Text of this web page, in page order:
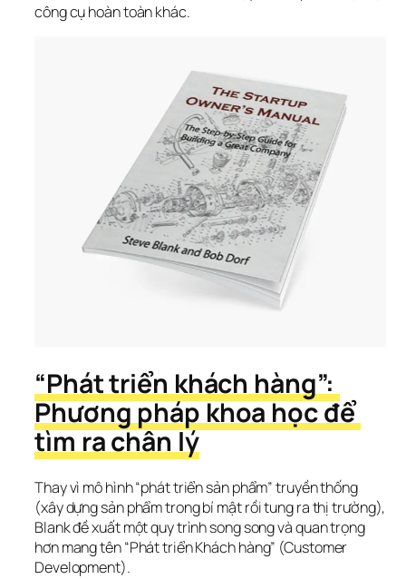
công cụ hoàn toàn khác.
“Phát triển khách hàng”:
Phương pháp khoa học để
tìm ra chân lý
Thay vì mô hình “phát triển sản phẩm” truyền thống
(xây dựng sản phẩm trong bí mật rồi tung ra thị trường),
Blank đề xuất một quy trình song song và quan trọng
hơn mang tên “Phát triển Khách hàng” (Customer
Development).